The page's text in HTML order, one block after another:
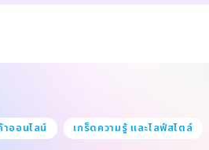
ออนไลน์ เกร็ดความรู้ และไลฟ์สไตล์